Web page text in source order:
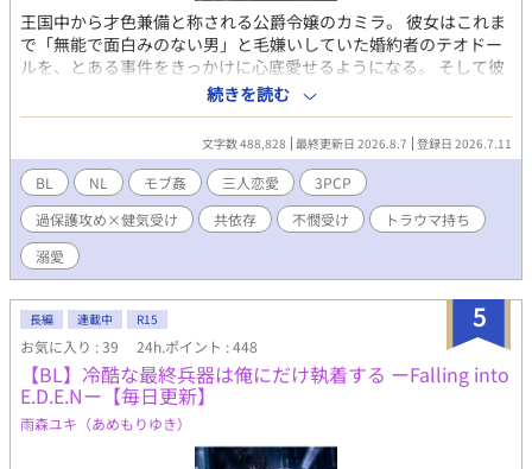
王国中から才色兼備と称される公爵令嬢のカミラ。 彼女はこれま
で「無能で面白みのない男」と毛嫌いしていた婚約者のテオドー
ルを、とある事件をきっかけに心底愛せるようになる。 そして彼
のことをさらに『愛せる』ように、絶対服従の従者・ジェスター
を使って倒錯的な檻の中に閉じ込めていく。 ジェスターはカミラ
に『愛されてしまった』テオドールをなんとか救おうとするが、
傷心のテオドールはカミラからの歪んだ愛情を命綱のように求め
てしまう。 令嬢の婚約者が受け、従者が攻め。令嬢に服従せざる
を得ない男二人がくっついたり離れたりする女男男の3人CP。 シ
リアス寄り。受けが不憫。 精神的にやられた受けの中から「貞操
観念」という概念がなくなり、攻め以外とも絡みあり（基本無理
矢理）。 肉体的な絡みはほぼ男×男。 ただし番外編も含めて男女
表現がある回はサブタイトルに※を付けます。女×男の絡みがあ
る回は☆※を付けます。 なろう（ムーンライトノベルズ）とpixiv
にも掲載中※完結済み 再掲載にあたって細かい表現を修正してま
す。物語の展開と結末は同じです。上記2サイトより官能表現をお
となしめにしてます。
続きを読む
文字数 488,828 最終更新日 2026.8.7 登録日 2026.7.11
BL NL モブ姦 三人恋愛
3PCP
過保護攻め×健気受け
共依存 不憫受け
トラウマ持ち
溺愛
5
長編 連載中 R15
お気に入り : 39 24h.ポイント : 448
【BL】冷酷な最終兵器は俺にだけ執着する ーFalling into
E.D.E.Nー【毎日更新】
雨森ユキ（あめもりゆき）